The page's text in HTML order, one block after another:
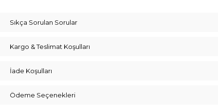
Sıkça Sorulan Sorular
Kargo & Teslimat Koşulları
İade Koşulları
Ödeme Seçenekleri